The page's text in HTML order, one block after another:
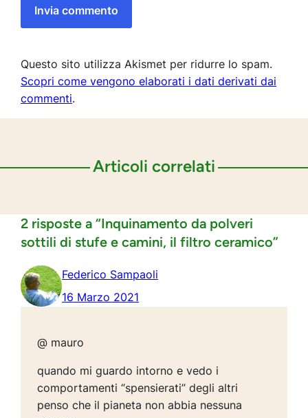
Questo sito utilizza Akismet per ridurre lo spam.
Scopri come vengono elaborati i dati derivati dai
commenti.
Articoli correlati
2 risposte a “Inquinamento da polveri
sottili di stufe e camini, il filtro ceramico”
Federico Sampaoli
16 Marzo 2021
@ mauro
quando mi guardo intorno e vedo i
comportamenti “spensierati” degli altri
penso che il pianeta non abbia nessuna